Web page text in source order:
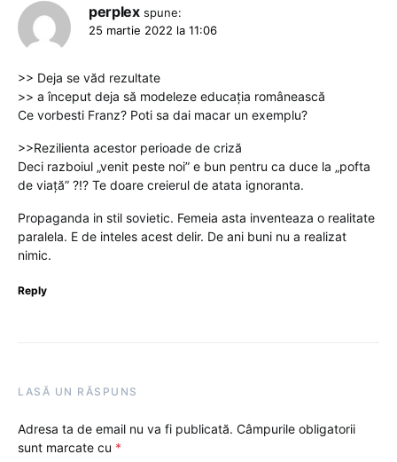
perplex spune:
25 martie 2022 la 11:06
>> Deja se văd rezultate
>> a început deja să modeleze educația românească
Ce vorbesti Franz? Poti sa dai macar un exemplu?
>>Rezilienta acestor perioade de criză
Deci razboiul „venit peste noi” e bun pentru ca duce la „pofta
de viață” ?!? Te doare creierul de atata ignoranta.
Propaganda in stil sovietic. Femeia asta inventeaza o realitate
paralela. E de inteles acest delir. De ani buni nu a realizat
nimic.
Reply
LASĂ UN RĂSPUNS
Adresa ta de email nu va fi publicată. Câmpurile obligatorii
sunt marcate cu *